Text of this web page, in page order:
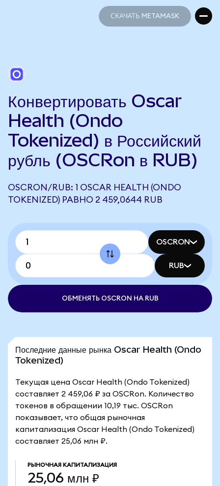
СКАЧАТЬ METAMASK
Конвертировать Oscar
Health (Ondo
Tokenized) в Российский
рубль (OSCRon в RUB)
OSCRON/RUB: 1 OSCAR HEALTH (ONDO
TOKENIZED) РАВНО 2 459,0644 RUB
OSCRON
RUB
ОБМЕНЯТЬ OSCRON НА RUB
Последние данные рынка Oscar Health (Ondo
Tokenized)
Текущая цена Oscar Health (Ondo Tokenized)
составляет 2 459,06 ₽ за OSCRon. Количество
токенов в обращении 10,19 тыс. OSCRon
показывает, что общая рыночная
капитализация Oscar Health (Ondo Tokenized)
составляет 25,06 млн ₽.
РЫНОЧНАЯ КАПИТАЛИЗАЦИЯ
25,06 млн ₽